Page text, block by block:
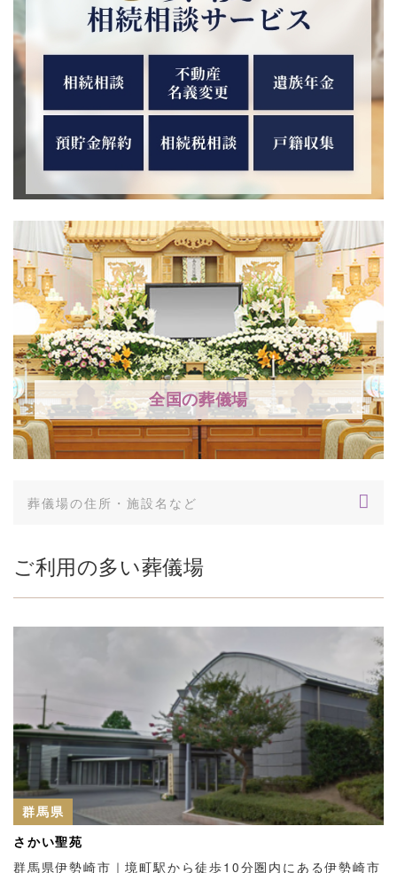
全国の葬儀場
ご利用の多い葬儀場
群馬県
さかい聖苑
群馬県伊勢崎市｜境町駅から徒歩10分圏内にある伊勢崎市